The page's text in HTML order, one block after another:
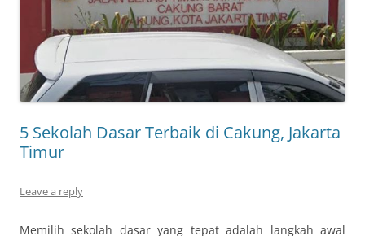
5 Sekolah Dasar Terbaik di Cakung, Jakarta
Timur
Leave a reply
Memilih sekolah dasar yang tepat adalah langkah awal